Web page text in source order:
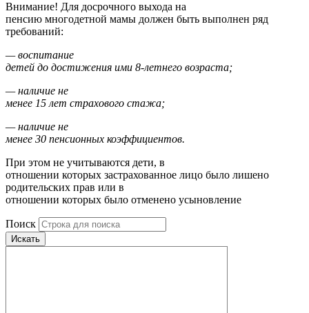
Внимание! Для досрочного выхода на
пенсию многодетной мамы должен быть выполнен ряд
требований:
— воспитание
детей до достижения ими 8-летнего возраста;
— наличие не
менее 15 лет страхового стажа;
— наличие не
менее 30 пенсионных коэффициентов.
При этом не учитываются дети, в
отношении которых застрахованное лицо было лишено
родительских прав или в
отношении которых было отменено усыновление
Поиск
Искать